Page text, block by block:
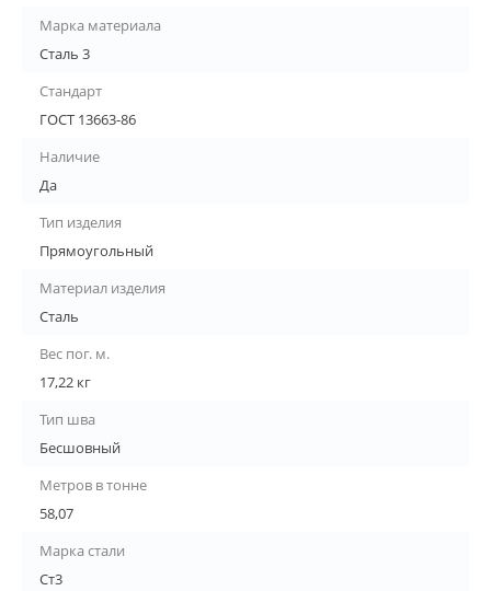
Марка материала
Сталь 3
Стандарт
ГОСТ 13663-86
Наличие
Да
Тип изделия
Прямоугольный
Материал изделия
Сталь
Вес пог. м.
17,22 кг
Тип шва
Бесшовный
Метров в тонне
58,07
Марка стали
Ст3